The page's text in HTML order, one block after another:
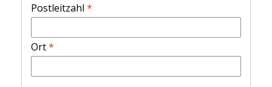
Postleitzahl *
Ort*